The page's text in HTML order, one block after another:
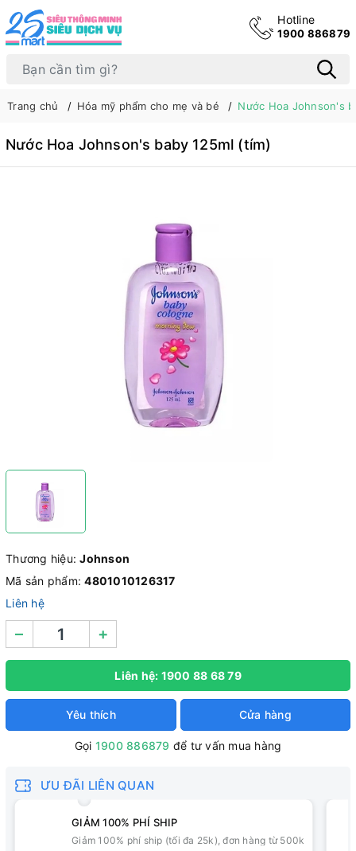
Hotline
1900 886879
Trang chủ Hóa mỹ phẩm cho mẹ và bé Nước Hoa Johnson's
Nước Hoa Johnson's baby 125ml (tím)
Thương hiệu:Johnson
Mã sản phẩm:4801010126317
Liên hệ
– +
Liên hệ: 1900 88 68 79
Yêu thích Cửa hàng
Gọi 1900 886879 để tư vấn mua hàng
ƯU ĐÃI LIÊN QUAN
GIẢM 100% PHÍ SHIP
Giảm 100% phí ship (tối đa 25k), đơn hàng từ 500k